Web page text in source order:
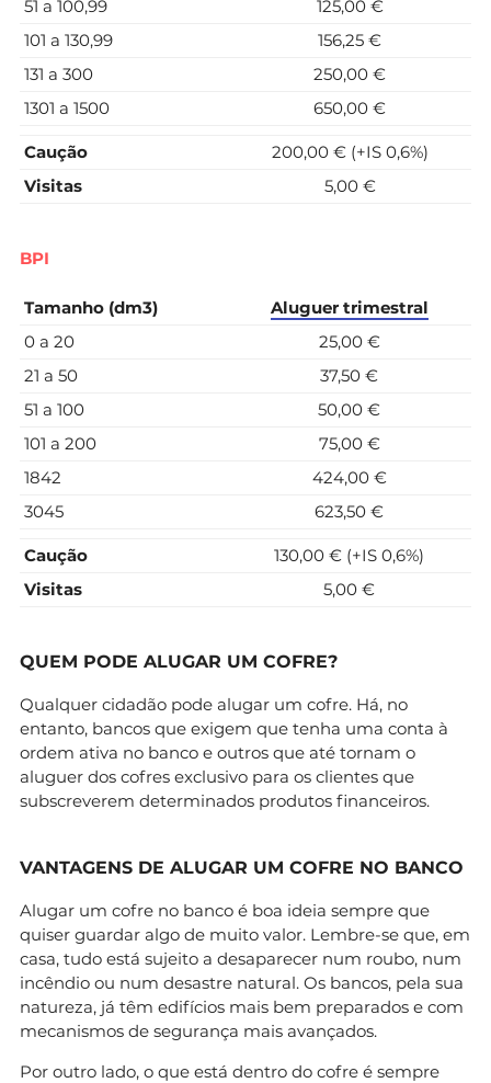
51 a 100,99
125,00 €
101 a 130,99
156,25 €
131 a 300
250,00 €
1301 a 1500
650,00 €
Caução
200,00 € (+IS 0,6%)
Visitas
5,00 €
BPI
Tamanho (dm3)
Aluguer trimestral
0 a 20
25,00 €
21 a 50
37,50 €
51 a 100
50,00 €
101 a 200
75,00 €
1842
424,00 €
3045
623,50 €
Caução
130,00 € (+IS 0,6%)
Visitas
5,00 €
QUEM PODE ALUGAR UM COFRE?
Qualquer cidadão pode alugar um cofre. Há, no
entanto, bancos que exigem que tenha uma conta à
ordem ativa no banco e outros que até tornam o
aluguer dos cofres exclusivo para os clientes que
subscreverem determinados produtos financeiros.
VANTAGENS DE ALUGAR UM COFRE NO BANCO
Alugar um cofre no banco é boa ideia sempre que
quiser guardar algo de muito valor. Lembre-se que, em
casa, tudo está sujeito a desaparecer num roubo, num
incêndio ou num desastre natural. Os bancos, pela sua
natureza, já têm edifícios mais bem preparados e com
mecanismos de segurança mais avançados.
Por outro lado, o que está dentro do cofre é sempre